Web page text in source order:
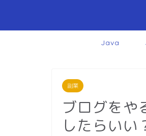
Java
副業
ブログをや
したらいい